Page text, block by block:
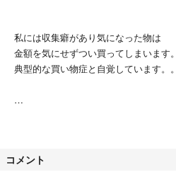
どれをとっても非常に素敵な仕上がりで
高級感溢れる スエードブーツ です⭐️
クローゼット整理のため出品いたしまし
私には収集癖があり気になった物は
金額を気にせずつい買ってしまいます。
典型的な買い物症と自覚しています。。
コメント